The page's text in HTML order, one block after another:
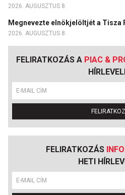
2026. AUGUSZTUS 8.
Megnevezte elnökjelöltjét a Tisza
2026. AUGUSZTUS 8.
FELIRATKOZÁS A PIAC &
FELIRATKOZÁS
HETI